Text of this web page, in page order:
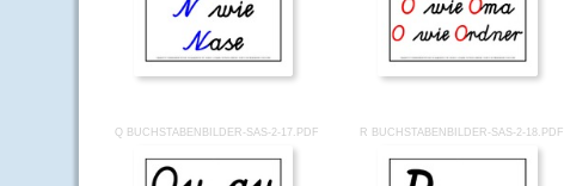
Q BUCHSTABENBILDER-SAS-2-17.PDF R BUCHSTABENBILDER-SAS-2-18.PDF